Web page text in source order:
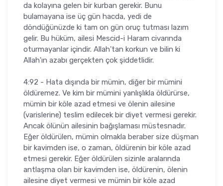
da kolayına gelen bir kurban gerekir. Bunu
bulamayana ise üç gün hacda, yedi de
döndüğünüzde ki tam on gün oruç tutması lazım
gelir. Bu hüküm, ailesi Mescid-i Haram civarında
oturmayanlar içindir. Allah'tan korkun ve bilin ki
Allah'ın azabı gerçekten çok şiddetlidir.
4:92 - Hata dışında bir mümin, diğer bir mümini
öldüremez. Ve kim bir mümini yanlışlıkla öldürürse,
mümin bir köle azad etmesi ve ölenin ailesine
(varislerine) teslim edilecek bir diyet vermesi gerekir.
Ancak ölünün ailesinin bağışlaması müstesnadır.
Eğer öldürülen, mümin olmakla beraber size düşman
bir kavimden ise, o zaman, öldürenin bir köle azad
etmesi gerekir. Eğer öldürülen sizinle aralarında
antlaşma olan bir kavimden ise, öldürenin, ölenin
ailesine diyet vermesi ve mümin bir köle azad